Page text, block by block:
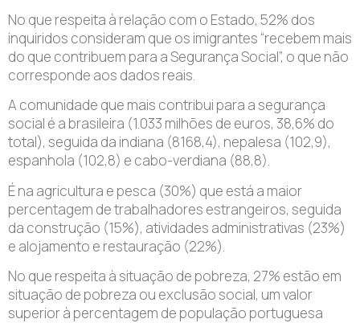
No que respeita à relação com o Estado, 52% dos
inquiridos consideram que os imigrantes “recebem mais
do que contribuem para a Segurança Social”, o que não
corresponde aos dados reais.
A comunidade que mais contribui para a segurança
social é a brasileira (1.033 milhões de euros, 38,6% do
total), seguida da indiana (8168,4), nepalesa (102,9),
espanhola (102,8) e cabo-verdiana (88,8).
É na agricultura e pesca (30%) que está a maior
percentagem de trabalhadores estrangeiros, seguida
da construção (15%), atividades administrativas (23%)
e alojamento e restauração (22%).
No que respeita à situação de pobreza, 27% estão em
situação de pobreza ou exclusão social, um valor
superior à percentagem de população portuguesa